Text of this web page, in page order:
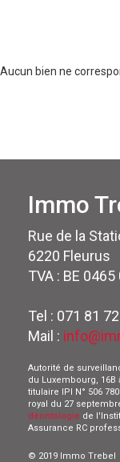
Aucun bien ne
Immo
Rue de la
6220 Fleurus
TVA : BE
Tel : 071 81
Mail :
Autorité de
du Luxembourg,
titulaire IPI N° 506
royal du 27
déontologie de
Assurance RC
© 2019 Immo Trebel